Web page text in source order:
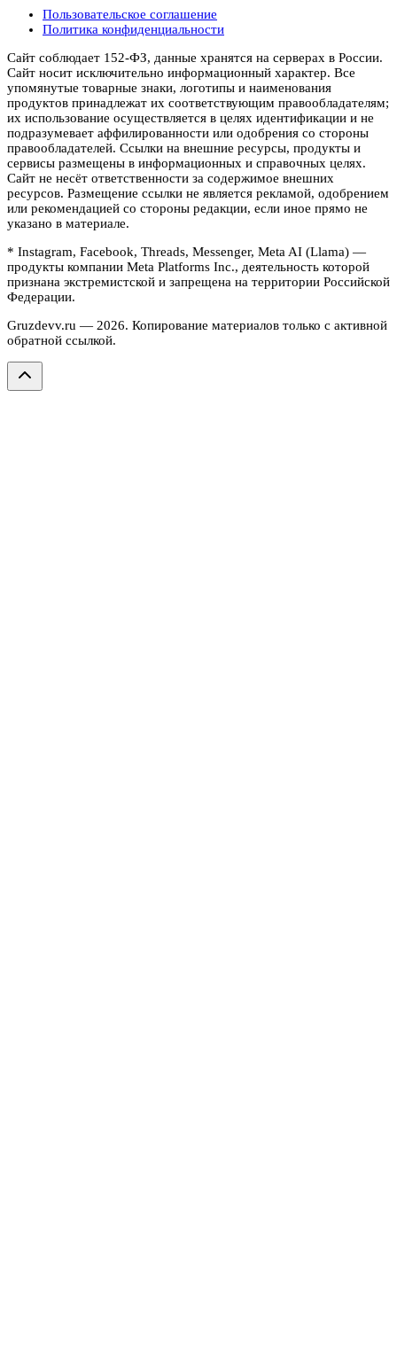
Пользовательское соглашение
Политика конфиденциальности
Сайт соблюдает 152-ФЗ, данные хранятся на серверах в России.
Сайт носит исключительно информационный характер. Все
упомянутые товарные знаки, логотипы и наименования
продуктов принадлежат их соответствующим правообладателям;
их использование осуществляется в целях идентификации и не
подразумевает аффилированности или одобрения со стороны
правообладателей. Ссылки на внешние ресурсы, продукты и
сервисы размещены в информационных и справочных целях.
Сайт не несёт ответственности за содержимое внешних
ресурсов. Размещение ссылки не является рекламой, одобрением
или рекомендацией со стороны редакции, если иное прямо не
указано в материале.
* Instagram, Facebook, Threads, Messenger, Meta AI (Llama) —
продукты компании Meta Platforms Inc., деятельность которой
признана экстремистской и запрещена на территории Российской
Федерации.
Gruzdevv.ru — 2026. Копирование материалов только с активной
обратной ссылкой.